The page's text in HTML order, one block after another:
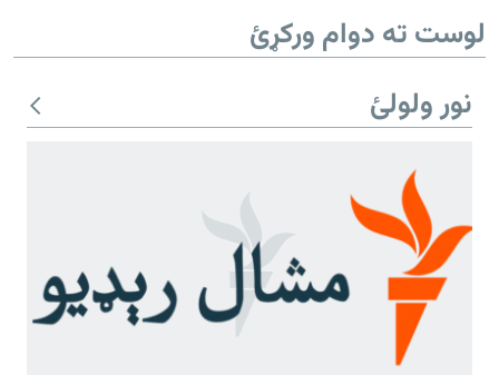
لوست ته دوام ورکړئ
نور ولولئ